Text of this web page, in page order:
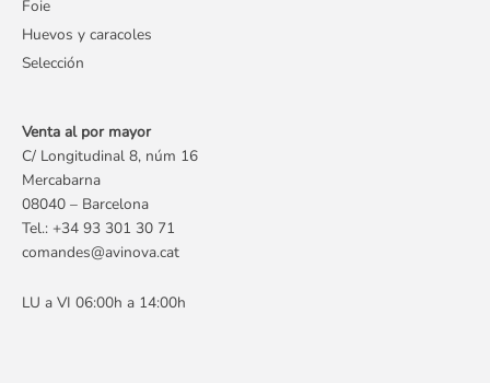
Foie
Huevos y caracoles
Selección
Venta al por mayor
C/ Longitudinal 8, núm 16
Mercabarna
08040 – Barcelona
Tel.: +34 93 301 30 71
comandes@avinova.cat
LU a VI 06:00h a 14:00h